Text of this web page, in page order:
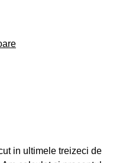
in ultimele treizeci de